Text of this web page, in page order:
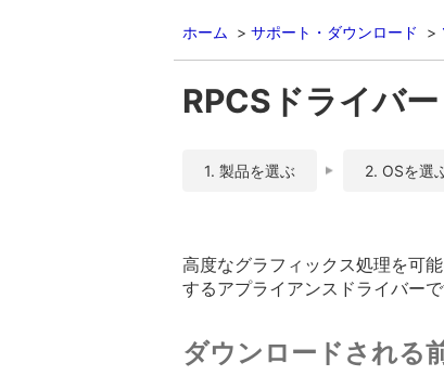
ホーム サポート・ダウンロード
RPCSドライバ
1. 製品を選ぶ 2. OSを選
高度なグラフィックス処理を可
するアプライアンスドライバーで
ダウンロードされる